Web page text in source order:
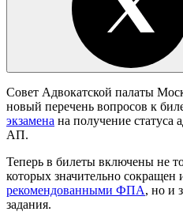
Совет Адвокатской палаты
новый перечень вопросов к
экзамена на получение статуса
АП.
Теперь в билеты включены не
которых значительно
рекомендованными ФПА, но и
задания.